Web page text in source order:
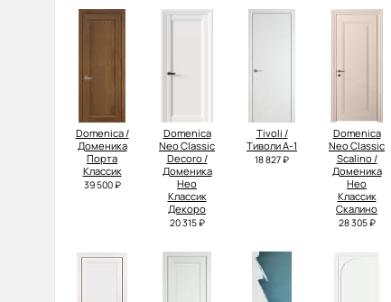
Domenica /
Доменика
Порта
Классик
39 500 ₽
Domenica
Neo Classic
Decoro /
Доменика
Нео
Классик
Декоро
20 315 ₽
Tivoli /
Тиволи А-1
18 827 ₽
Domenica
Neo Classic
Scalino /
Доменика
Нео
Классик
Скалино
28 305 ₽